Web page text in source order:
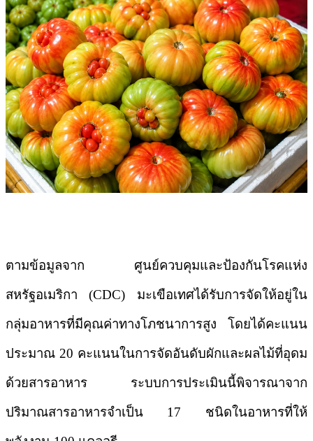
ตามข้อมูลจาก ศูนย์ควบคุมและป้องกันโรคแห่ง
สหรัฐอเมริกา (CDC) มะเขือเทศได้รับการจัดให้อยู่ใน
กลุ่มอาหารที่มีคุณค่าทางโภชนาการสูง โดยได้คะแนน
ประมาณ 20 คะแนนในการจัดอันดับผักและผลไม้ที่อุดม
ด้วยสารอาหาร ระบบการประเมินนี้พิจารณาจาก
ปริมาณสารอาหารจำเป็น 17 ชนิดในอาหารที่ให้